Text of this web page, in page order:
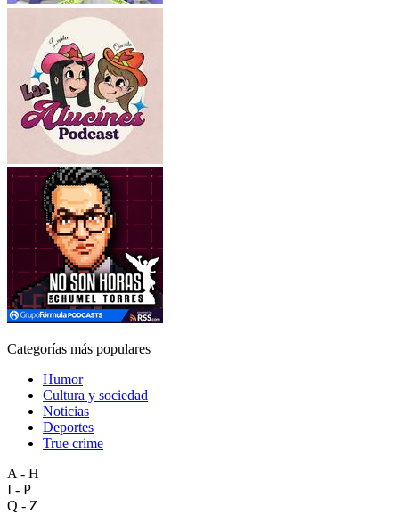
Categorías más populares
Humor
Cultura y sociedad
Noticias
Deportes
True crime
A - H
I - P
Q - Z